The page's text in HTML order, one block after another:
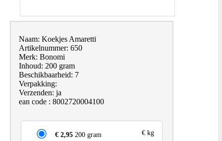
Jus-
GC-
Kruidenmixen-
zonder-
zout
Thee
Groenten
Pepers
Zaden-
Specerijen
Naam: Koekjes Amaretti
Artikelnummer: 650
Merk: Bonomi
Inhoud: 200 gram
Beschikbaarheid: 7
Verpakking:
Verzenden: ja
ean code : 8002720004100
€ 2,95 200 gram € kg